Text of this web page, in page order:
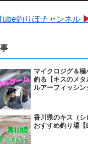
釣りぽチャンネル
マイクロジグ＆
釣る【キスのメ
ルアーフィッシン
香川県のキス（
おすすめ釣り場【